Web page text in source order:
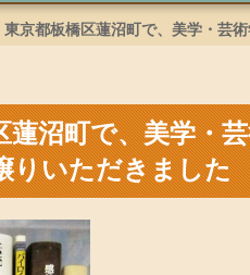
東京都板橋区蓮沼町で、美学・芸
蓮沼町で、美学・
りいただきました